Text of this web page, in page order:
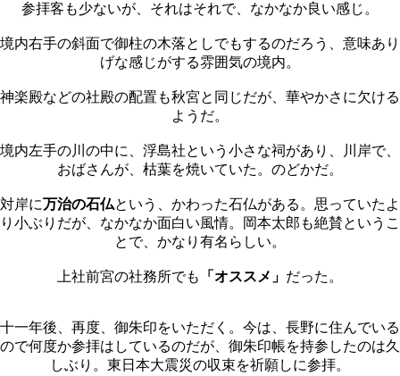
参拝客も少ないが、それはそれで、なかなか良い感じ。
境内右手の斜面で御柱の木落としでもするのだろう、意味あり
げな感じがする雰囲気の境内。
神楽殿などの社殿の配置も秋宮と同じだが、華やかさに欠ける
ようだ。
境内左手の川の中に、浮島社という小さな祠があり、川岸で、
おばさんが、枯葉を焼いていた。のどかだ。
対岸に万治の石仏という、かわった石仏がある。思っていたよ
り小ぶりだが、なかなか面白い風情。岡本太郎も絶賛というこ
とで、かなり有名らしい。
上社前宮の社務所でも 「オススメ」 だった。
十一年後、再度、御朱印をいただく。今は、長野に住んでいる
ので何度か参拝はしているのだが、御朱印帳を持参したのは久
しぶり。東日本大震災の収束を祈願しに参拝。